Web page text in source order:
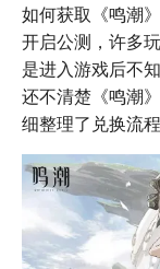
如何获取《鸣潮
开启公测，许多
是进入游戏后不
还不清楚《鸣潮
细整理了兑换流